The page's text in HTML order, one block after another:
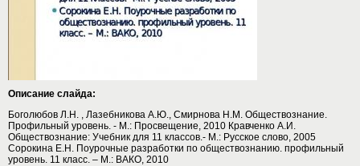
Описание слайда:
Боголюбов Л.Н. , Лазебникова А.Ю., Смирнова Н.М. Обществознание.
Профильный уровень. - М.: Просвещение, 2010 Кравченко А.И.
Обществознание: Учебник для 11 классов.- М.: Русское слово, 2005
Сорокина Е.Н. Поурочные разработки по обществознанию. профильный
уровень. 11 класс. – М.: ВАКО, 2010